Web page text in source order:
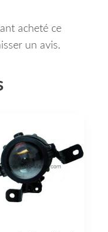
acheté ce
un avis.